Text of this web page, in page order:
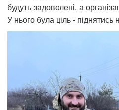
будуть задоволені, а
У нього була ціль -